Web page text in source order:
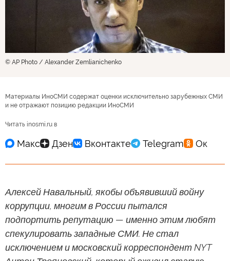
© AP Photo / Alexander Zemlianichenko
Материалы ИноСМИ содержат оценки исключительно зарубежных СМИ
и не отражают позицию редакции ИноСМИ
Читать inosmi.ru в
Алексей Навальный, якобы объявивший войну
коррупции, многим в России пытался
подпортить репутацию — именно этим любят
спекулировать западные СМИ. Не стал
исключением и московский корреспондент NYT